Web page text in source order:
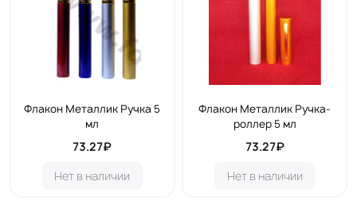
Флакон Металлик Ручка 5
мл
73.27₽
Нет в наличии
Флакон Металлик Ручка-
роллер 5 мл
73.27₽
Нет в наличии